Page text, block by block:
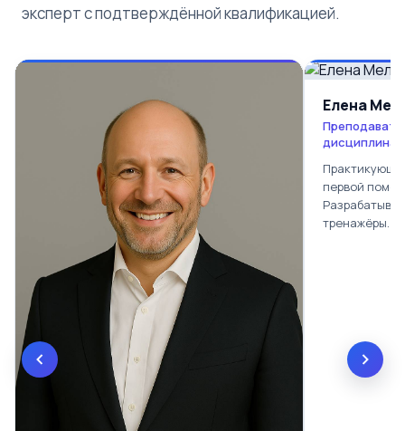
эксперт с подтверждённой квалификацией.
Елена
дисциплинам
первой
тренажёры.